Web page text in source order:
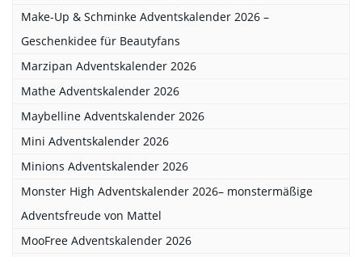
Make-Up & Schminke Adventskalender 2026 –
Geschenkidee für Beautyfans
Marzipan Adventskalender 2026
Mathe Adventskalender 2026
Maybelline Adventskalender 2026
Mini Adventskalender 2026
Minions Adventskalender 2026
Monster High Adventskalender 2026– monstermäßige
Adventsfreude von Mattel
MooFree Adventskalender 2026